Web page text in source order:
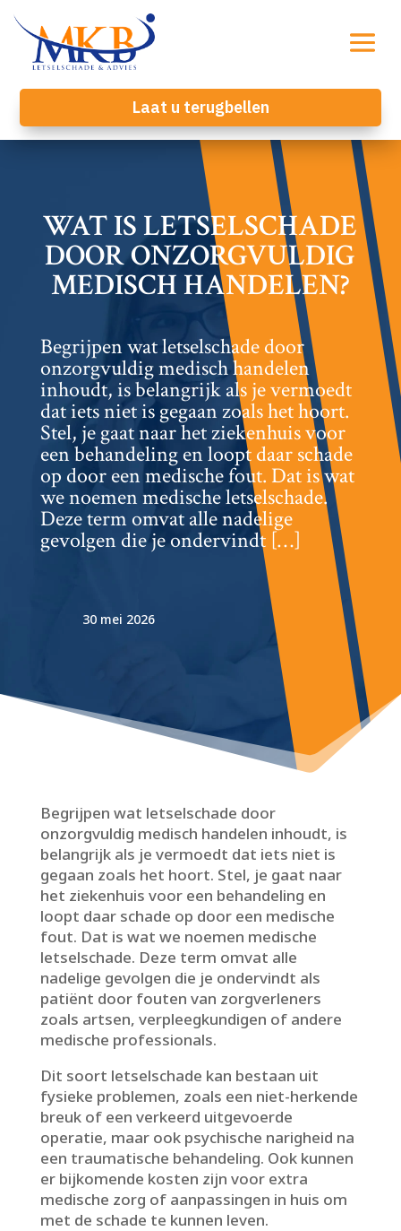
Laat u terugbellen
WAT IS LETSELSCHADE
DOOR ONZORGVULDIG
MEDISCH HANDELEN?
Begrijpen wat letselschade door
onzorgvuldig medisch handelen
inhoudt, is belangrijk als je vermoedt
dat iets niet is gegaan zoals het hoort.​
Stel, je gaat naar het ziekenhuis voor
een behandeling en loopt daar schade
op door een medische fout.​ Dat is wat
we noemen medische letselschade.​
Deze term omvat alle nadelige
gevolgen die je ondervindt […]
30 mei 2026
Begrijpen wat letselschade door
onzorgvuldig medisch handelen inhoudt, is
belangrijk als je vermoedt dat iets niet is
gegaan zoals het hoort.​ Stel, je gaat naar
het ziekenhuis voor een behandeling en
loopt daar schade op door een medische
fout.​ Dat is wat we noemen medische
letselschade.​ Deze term omvat alle
nadelige gevolgen die je ondervindt als
patiënt door fouten van zorgverleners
zoals artsen, verpleegkundigen of andere
medische professionals.​
Dit soort letselschade kan bestaan uit
fysieke problemen, zoals een niet-herkende
breuk of een verkeerd uitgevoerde
operatie, maar ook psychische narigheid na
een traumatische behandeling.​ Ook kunnen
er bijkomende kosten zijn voor extra
medische zorg of aanpassingen in huis om
met de schade te kunnen leven.​